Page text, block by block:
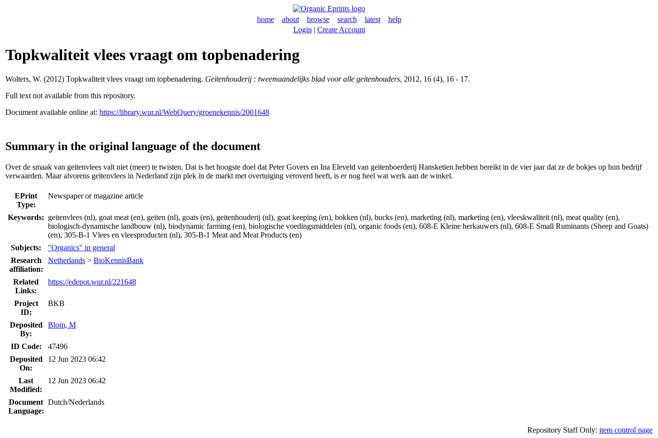
home about browse search latest
help
Login | Create Account
Topkwaliteit vlees vraagt om topbenadering
Wolters, W. (2012) Topkwaliteit vlees vraagt om topbenadering. Geitenhouderij : tweemaandelijks blad voor alle geitenhouders, 2012, 16 (4), 16 - 17.
Full text not available from this repository.
Document available online at: https://library.wur.nl/WebQuery/groenekennis/2001648
Summary in the original language of the document
Over de smaak van geitenvlees valt niet (meer) te twisten. Dat is het hoogste doel dat Peter Govers en Ina Eleveld van geitenboerderij Hansketien hebben bereikt in de vier jaar dat ze de bokjes op hun bedrijf
verwaarden. Maar alvorens geitenvlees in Nederland zijn plek in de markt met overtuiging veroverd heeft, is er nog heel wat werk aan de winkel.
EPrint
Type:
Newspaper or magazine article
Keywords: geitenvlees (nl), goat meat (en), geiten (nl), goats (en), geitenhouderij (nl), goat keeping (en), bokken (nl), bucks (en), marketing (nl), marketing (en), vleeskwaliteit (nl), meat quality (en),
biologisch-dynamische landbouw (nl), biodynamic farming (en), biologische voedingsmiddelen (nl), organic foods (en), 608-E Kleine herkauwers (nl), 608-E Small Ruminants (Sheep and Goats)
(en), 305-B-1 Vlees en vleesproducten (nl), 305-B-1 Meat and Meat Products (en)
Subjects:
"Organics" in general
Research
affiliation:
Netherlands > BioKennisBank
Related
Links:
https://edepot.wur.nl/221648
Project
ID:
BKB
Deposited
By:
Blom, M
ID Code:
47496
Deposited
On:
12 Jun 2023 06:42
Last
Modified:
12 Jun 2023 06:42
Document
Language:
Dutch/Nederlands
Repository Staff Only: item control page